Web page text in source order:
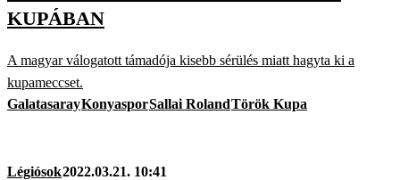
KUPÁBAN
A magyar válogatott támadója kisebb sérülés miatt hagyta ki a
kupameccset.
GalatasarayKonyasporSallai RolandTörök Kupa
Légiósok2022.03.21. 10:41